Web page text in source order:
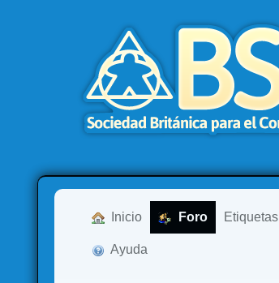
Inicio Foro Etiquetas
Ayuda